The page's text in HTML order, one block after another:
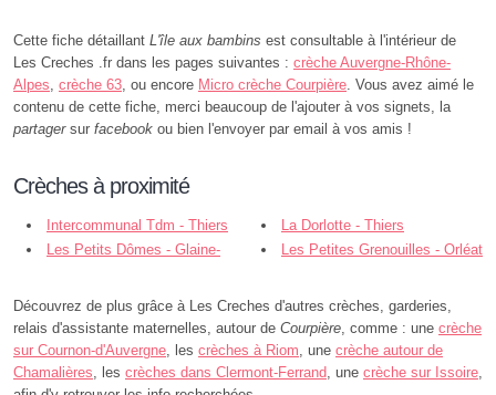
Cette fiche détaillant L'île aux bambins est consultable à l'intérieur de
Les Creches .fr dans les pages suivantes : crèche Auvergne-Rhône-
Alpes, crèche 63, ou encore Micro crèche Courpière. Vous avez aimé le
contenu de cette fiche, merci beaucoup de l'ajouter à vos signets, la
partagersur facebook ou bien l'envoyer par email à vos amis !
Crèches à proximité
Intercommunal Tdm - Thiers
La Dorlotte - Thiers
Les Petits Dômes - Glaine-
Les Petites Grenouilles - Orléat
Découvrez de plus grâce à Les Creches d'autres crèches, garderies,
relais d'assistante maternelles, autour de Courpière, comme : une crèche
sur Cournon-d'Auvergne, les crèches à Riom, une crèche autour de
Chamalières, les crèches dans Clermont-Ferrand, une crèche sur Issoire,